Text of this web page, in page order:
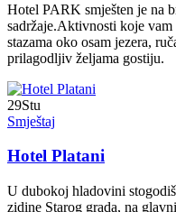
Hotel PARK smješten je na
sadržaje.Aktivnosti koje
stazama oko osam jezera,
prilagodljiv željama gostiju.
29Stu
Smještaj
Hotel Platani
U dubokoj hladovini
zidine Starog grada, na